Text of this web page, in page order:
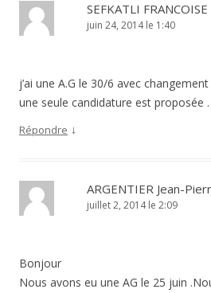
SEFKATLI FRANCOISE
juin 24, 2014 le 1:40
j’ai une A.G le 30/6 avec
une seule candidature est proposée .
Répondre ↓
ARGENTIER Jean-
juillet 2, 2014 le 2:09
Bonjour
Nous avons eu une AG le 25 juin